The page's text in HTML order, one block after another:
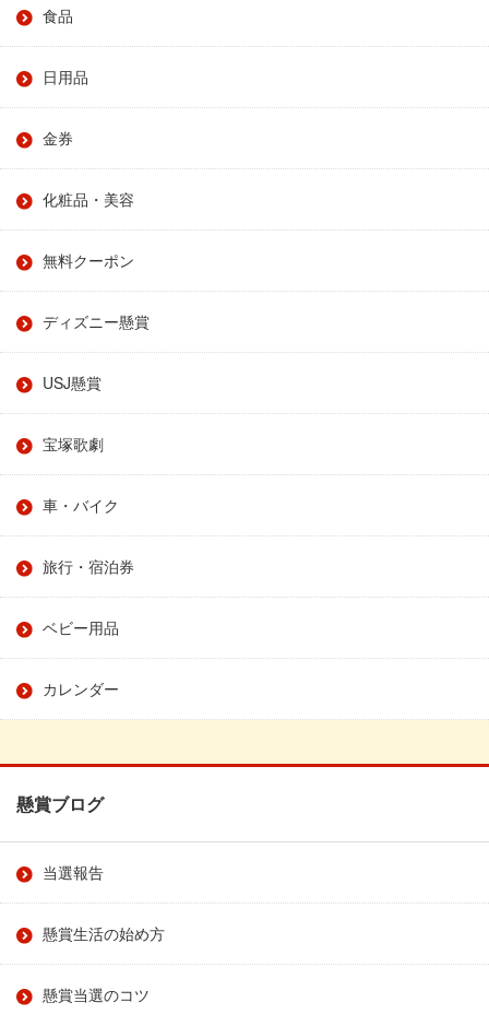
食品
日用品
金券
化粧品・美容
無料クーポン
ディズニー懸賞
USJ懸賞
宝塚歌劇
車・バイク
旅行・宿泊券
ベビー用品
カレンダー
懸賞ブログ
当選報告
懸賞生活の始め方
懸賞当選のコツ